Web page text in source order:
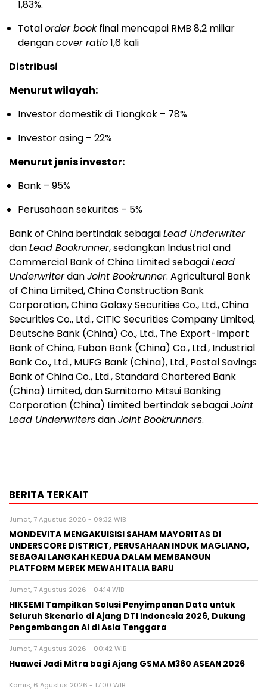
1,83%.
Totalorder bookfinal mencapai RMB 8,2 miliar
dengancover ratio1,6 kali
Distribusi
Menurut wilayah:
Investor domestik di Tiongkok – 78%
Investor asing – 22%
Menurut jenis investor:
Bank – 95%
Perusahaan sekuritas – 5%
Bank of China bertindak sebagaiLead Underwriter
danLead Bookrunner, sedangkan Industrial and
Commercial Bank of China Limited sebagaiLead
UnderwriterdanJoint Bookrunner. Agricultural Bank
of China Limited, China Construction Bank
Corporation, China Galaxy Securities Co., Ltd., China
Securities Co., Ltd., CITIC Securities Company Limited,
Deutsche Bank (China) Co., Ltd., The Export-Import
Bank of China, Fubon Bank (China) Co., Ltd., Industrial
Bank Co., Ltd., MUFG Bank (China), Ltd., Postal Savings
Bank of China Co., Ltd., Standard Chartered Bank
(China) Limited, dan Sumitomo Mitsui Banking
Corporation (China) Limited bertindak sebagaiJoint
Lead UnderwritersdanJoint Bookrunners.
BERITA TERKAIT
Jumat, 7 Agustus 2026 - 09:32 WIB
MONDEVITA MENGAKUISISI SAHAM MAYORITAS DI
UNDERSCORE DISTRICT, PERUSAHAAN INDUK MAGLIANO,
SEBAGAI LANGKAH KEDUA DALAM MEMBANGUN
PLATFORM MEREK MEWAH ITALIA BARU
Jumat, 7 Agustus 2026 - 04:14 WIB
HIKSEMI Tampilkan Solusi Penyimpanan Data untuk
Seluruh Skenario di Ajang DTI Indonesia 2026, Dukung
Pengembangan AI di Asia Tenggara
Jumat, 7 Agustus 2026 - 00:42 WIB
Huawei Jadi Mitra bagi Ajang GSMA M360 ASEAN 2026
Kamis, 6 Agustus 2026 - 17:00 WIB